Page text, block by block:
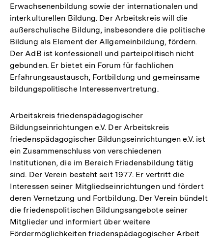
Erwachsenenbildung sowie der internationalen und
interkulturellen Bildung. Der Arbeitskreis will die
außerschulische Bildung, insbesondere die politische
Bildung als Element der Allgemeinbildung, fördern.
Der AdB ist konfessionell und parteipolitisch nicht
gebunden. Er bietet ein Forum für fachlichen
Erfahrungsaustausch, Fortbildung und gemeinsame
bildungspolitische Interessenvertretung.
Arbeitskreis friedenspädagogischer
Bildungseinrichtungen e.V. Der Arbeitskreis
friedenspädagogischer Bildungseinrichtungen e.V. ist
ein Zusammenschluss von verschiedenen
Institutionen, die im Bereich Friedensbildung tätig
sind. Der Verein besteht seit 1977. Er vertritt die
Interessen seiner Mitgliedseinrichtungen und fördert
deren Vernetzung und Fortbildung. Der Verein bündelt
die friedenspolitischen Bildungsangebote seiner
Mitglieder und informiert über weitere
Fördermöglichkeiten friedenspädagogischer Arbeit